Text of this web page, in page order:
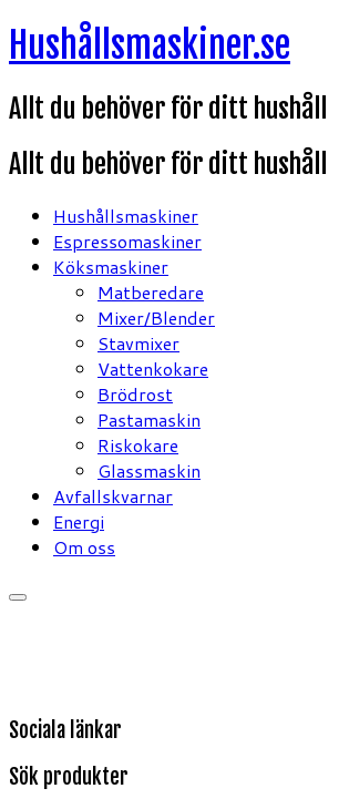
Hoppa
till
Hushållsmaskiner.se
Allt du behöver för ditt hushåll
Allt du behöver för ditt hushåll
Hushållsmaskiner
Espressomaskiner
Köksmaskiner
Matberedare
Mixer/Blender
Stavmixer
Vattenkokare
Brödrost
Pastamaskin
Riskokare
Glassmaskin
Avfallskvarnar
Energi
Om oss
Sociala länkar
Sök produkter